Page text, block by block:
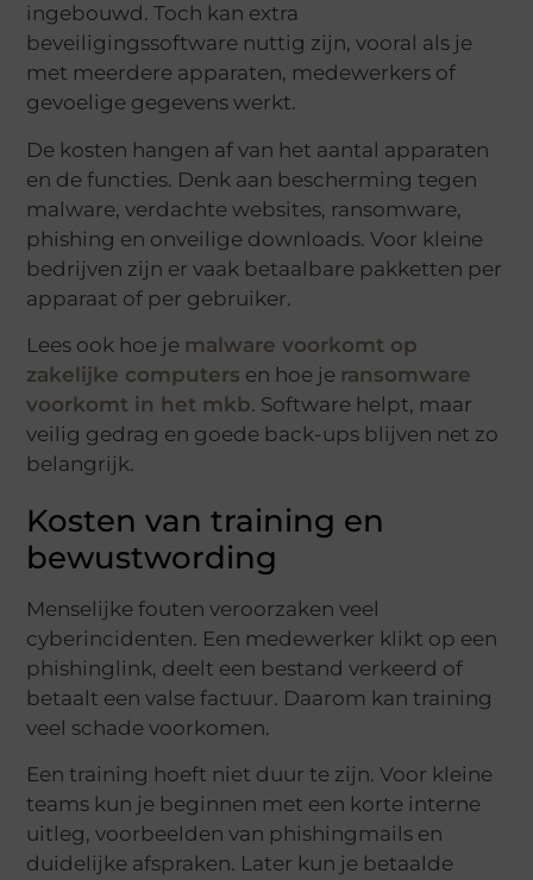
ingebouwd. Toch kan extra
beveiligingssoftware nuttig zijn, vooral als je
met meerdere apparaten, medewerkers of
gevoelige gegevens werkt.
De kosten hangen af van het aantal apparaten
en de functies. Denk aan bescherming tegen
malware, verdachte websites, ransomware,
phishing en onveilige downloads. Voor kleine
bedrijven zijn er vaak betaalbare pakketten per
apparaat of per gebruiker.
Lees ook hoe je malware voorkomt op
zakelijke computers en hoe je ransomware
voorkomt in het mkb. Software helpt, maar
veilig gedrag en goede back-ups blijven net zo
belangrijk.
Kosten van training en
bewustwording
Menselijke fouten veroorzaken veel
cyberincidenten. Een medewerker klikt op een
phishinglink, deelt een bestand verkeerd of
betaalt een valse factuur. Daarom kan training
veel schade voorkomen.
Een training hoeft niet duur te zijn. Voor kleine
teams kun je beginnen met een korte interne
uitleg, voorbeelden van phishingmails en
duidelijke afspraken. Later kun je betaalde